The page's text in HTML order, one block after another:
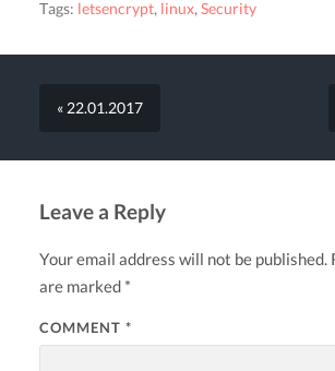
Tags: letsencrypt, linux, Security
« 22.01.2017
Leave a Reply
Your email address will not be published.
are marked *
COMMENT *